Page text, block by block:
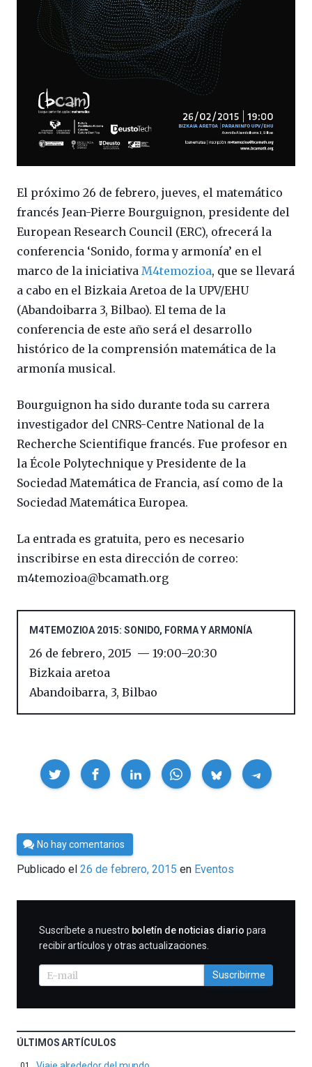
El próximo 26 de febrero, jueves, el matemático
francés Jean-Pierre Bourguignon, presidente del
European Research Council (ERC), ofrecerá la
conferencia ‘Sonido, forma y armonía’ en el
marco de la iniciativa M4temozioa, que se llevará
a cabo en el Bizkaia Aretoa de la UPV/EHU
(Abandoibarra 3, Bilbao). El tema de la
conferencia de este año será el desarrollo
histórico de la comprensión matemática de la
armonía musical.
Bourguignon ha sido durante toda su carrera
investigador del CNRS-Centre National de la
Recherche Scientifique francés. Fue profesor en
la École Polytechnique y Presidente de la
Sociedad Matemática de Francia, así como de la
Sociedad Matemática Europea.
La entrada es gratuita, pero es necesario
inscribirse en esta dirección de correo:
m4temozioa@bcamath.org
M4TEMOZIOA 2015: SONIDO, FORMA Y ARMONÍA
26 de febrero, 2015 19:00–20:30
Bizkaia aretoa
Abandoibarra, 3, Bilbao
Compartir
Por
Cultura
Cientifica
No hay comentarios
Publicado el 26 de febrero, 2015 en Eventos
SUSCRIBIRME
Suscríbete a nuestro boletín de noticias diario para
recibir artículos y otras actualizaciones.
Suscribirme
ÚLTIMOS ARTÍCULOS